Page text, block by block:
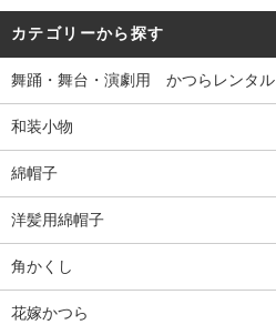
カテゴリーから探す
舞踊・舞台・演劇用 かつらレンタル
和装小物
綿帽子
洋髪用綿帽子
角かくし
花嫁かつら